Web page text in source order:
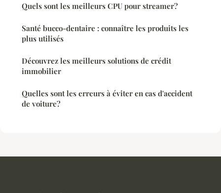
Quels sont les meilleurs CPU pour streamer?
Santé bucco-dentaire : connaître les produits les
plus utilisés
Découvrez les meilleurs solutions de crédit
immobilier
Quelles sont les erreurs à éviter en cas d'accident
de voiture?